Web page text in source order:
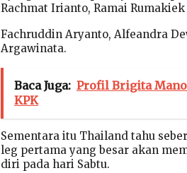
Rachmat Irianto, Ramai
Fachruddin Aryanto, Alfeandra
Argawinata.
Baca Juga: Profil Brigita
KPK
Sementara itu Thailand tahu
leg pertama yang besar akan
diri pada hari Sabtu.